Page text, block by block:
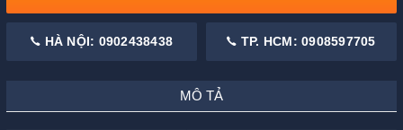
HÀ NỘI: 0902438438 TP. HCM: 0908597705
MÔ TẢ